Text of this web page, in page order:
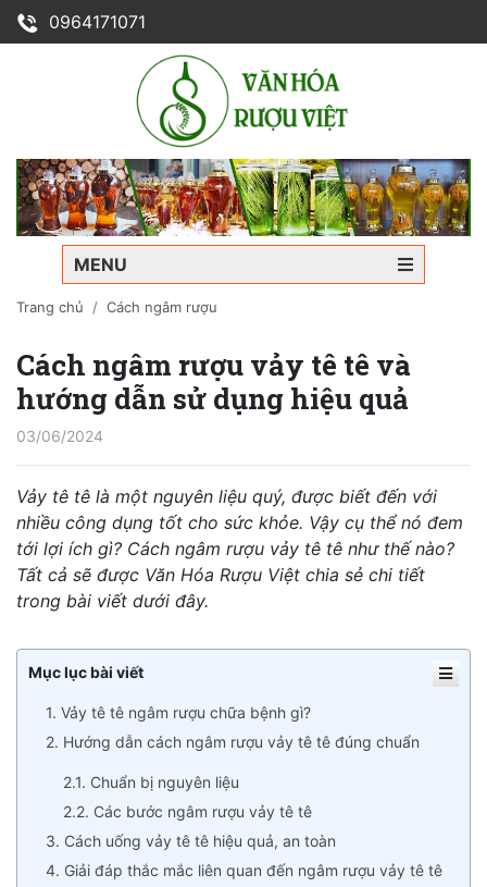
0964171071
MENU
Trang chủ Cách ngâm rượu
Cách ngâm rượu vảy tê tê và
hướng dẫn sử dụng hiệu quả
03/06/2024
Vảy tê tê là một nguyên liệu quý, được biết đến với
nhiều công dụng tốt cho sức khỏe. Vậy cụ thể nó đem
tới lợi ích gì? Cách ngâm rượu vảy tê tê như thế nào?
Tất cả sẽ được Văn Hóa Rượu Việt chia sẻ chi tiết
trong bài viết dưới đây.
Mục lục bài viết
1. Vảy tê tê ngâm rượu chữa bệnh gì?
2. Hướng dẫn cách ngâm rượu vảy tê tê đúng chuẩn
2.1. Chuẩn bị nguyên liệu
2.2. Các bước ngâm rượu vảy tê tê
3. Cách uống vảy tê tê hiệu quả, an toàn
4. Giải đáp thắc mắc liên quan đến ngâm rượu vảy tê tê